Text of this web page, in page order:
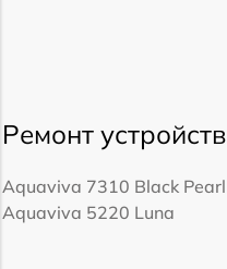
Ремонт устройств
Aquaviva 7310 Black Pearl
Aquaviva 5220 Luna